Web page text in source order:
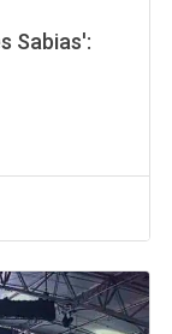
Sabias':